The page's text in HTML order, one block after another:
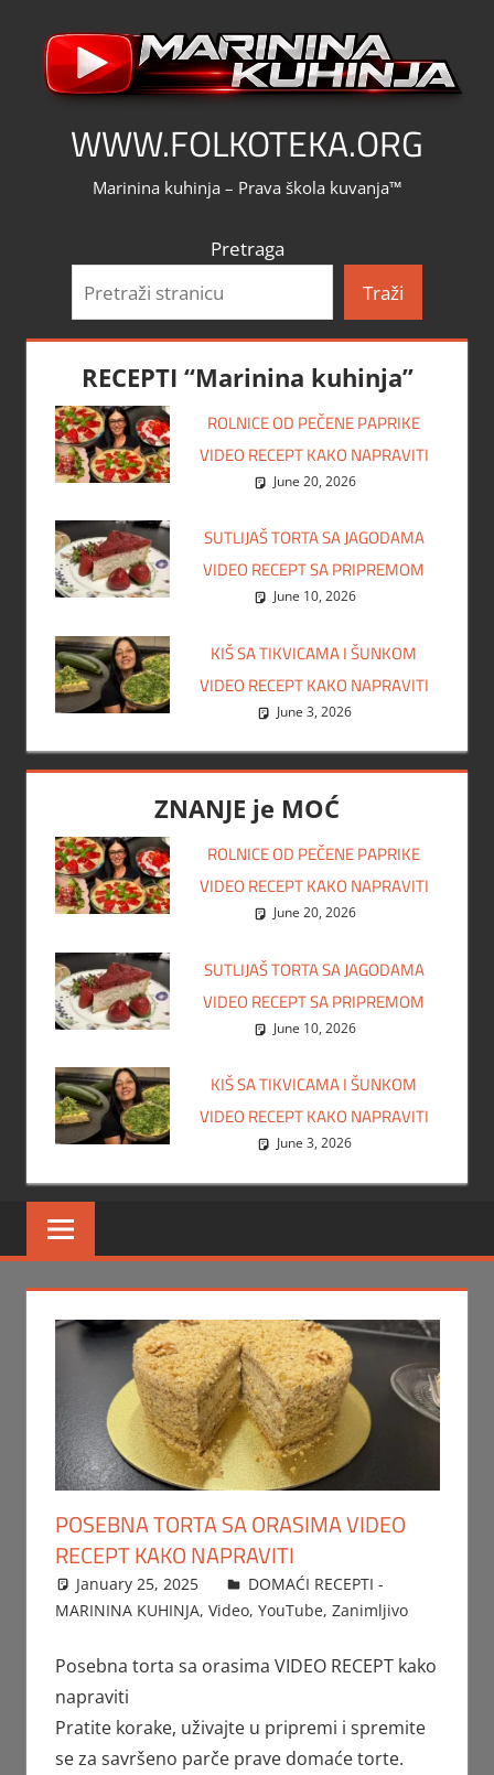
content
WWW.FOLKOTEKA.ORG
Marinina kuhinja – Prava škola kuvanja™
Pretraga
Traži
RECEPTI “Marinina kuhinja”
ROLNICE OD PEČENE PAPRIKE
VIDEO RECEPT KAKO NAPRAVITI
June 20, 2026
SUTLIJAŠ TORTA SA JAGODAMA
VIDEO RECEPT SA PRIPREMOM
June 10, 2026
KIŠ SA TIKVICAMA I ŠUNKOM
VIDEO RECEPT KAKO NAPRAVITI
June 3, 2026
ZNANJE je MOĆ
ROLNICE OD PEČENE PAPRIKE
VIDEO RECEPT KAKO NAPRAVITI
June 20, 2026
SUTLIJAŠ TORTA SA JAGODAMA
VIDEO RECEPT SA PRIPREMOM
June 10, 2026
KIŠ SA TIKVICAMA I ŠUNKOM
VIDEO RECEPT KAKO NAPRAVITI
June 3, 2026
POSEBNA TORTA SA ORASIMA VIDEO
RECEPT KAKO NAPRAVITI
January 25, 2025 FTorgAdmin
DOMAĆI RECEPTI -
MARININA KUHINJA, Video, YouTube, Zanimljivo
Posebna torta sa orasima VIDEO RECEPT kako
napraviti
Pratite korake, uživajte u pripremi i spremite
se za savršeno parče prave domaće torte.